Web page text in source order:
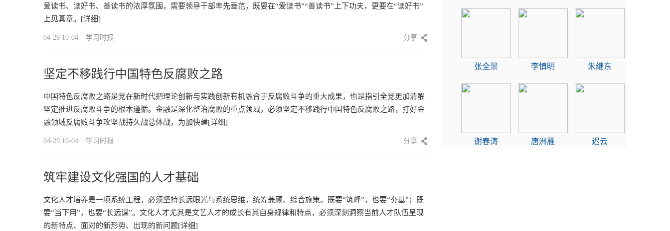
爱读书、读好书、善读书的浓厚氛围，需要领导干部率先垂范，既要在“爱读书”“善读书”上下功夫，更要在“读好书”
上见真章。 [详细]
04-29 10-04 学习时报 分享
坚定不移践行中国特色反腐败之路
中国特色反腐败之路是党在新时代把理论创新与实践创新有机融合于反腐败斗争的重大成果，也是指引全党更加清醒
坚定推进反腐败斗争的根本遵循。金融是深化整治腐败的重点领域，必须坚定不移践行中国特色反腐败之路，打好金
融领域反腐败斗争攻坚战持久战总体战，为加快建[详细]
04-29 10-04 学习时报 分享
筑牢建设文化强国的人才基础
文化人才培养是一项系统工程，必须坚持长远眼光与系统思维，统筹兼顾、综合施策。既要“筑峰”，也要“夯基”；既
要“当下用”，也要“长远谋”。文化人才尤其是文艺人才的成长有其自身规律和特点，必须深刻洞察当前人才队伍呈现
的新特点、面对的新形势、出现的新问题[详细]
张全景 李慎明 朱继东
谢春涛 唐洲雁 迟云